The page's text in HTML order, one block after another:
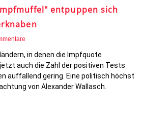
entpuppen sich
in denen die Impfquote
auch die Zahl der positiven Tests
auffallend gering. Eine politisch höchst
von Alexander Wallasch.